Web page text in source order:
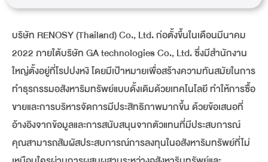
บริษัท RENOSY (Thailand) Co., Ltd. ก่อตั้งขึ้นในเดือนมีนาคม
2022 ภายใต้บริษัท GA technologies Co., Ltd. ซึ่งมีสำนักงาน
ใหญ่ตั้งอยู่ที่โรปปงหงิ โดยมีเป้าหมายเพื่อสร้างความทันสมัยในการ
ทำธุรกรรมอสังหาริมทรัพย์แบบดั้งเดิมด้วยเทคโนโลยี ทำให้การซื้อ
ขายและการบริหารจัดการมีประสิทธิภาพมากขึ้น ด้วยข้อเสนอที่
อ้างอิงจากข้อมูลและการสนับสนุนจากตัวแทนที่มีประสบการณ์
คุณสามารถสัมผัสประสบการณ์การลงทุนในอสังหาริมทรัพย์ที่ไม่